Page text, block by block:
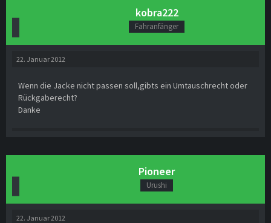
kobra222
Fahranfänger
22. Januar 2012
Wenn die Jacke nicht passen soll,gibts ein Umtauschrecht oder
Rückgaberecht?
Danke
Pioneer
Urushi
22. Januar 2012